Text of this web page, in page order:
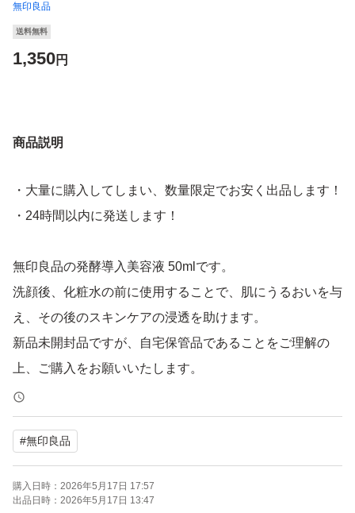
無印良品
送料無料
1,350円
商品説明
・大量に購入してしまい、数量限定でお安く出品します！
・24時間以内に発送します！
無印良品の発酵導入美容液 50mlです。
洗顔後、化粧水の前に使用することで、肌にうるおいを与
え、その後のスキンケアの浸透を助けます。
新品未開封品ですが、自宅保管品であることをご理解の
上、ご購入をお願いいたします。
【ブランド】無印良品
【商品名】発酵導入美容液
【容量】50ml
【商品の状態】未使用
#無印良品
購入日時： 2026年5月17日 17:57
出品日時： 2026年5月17日 13:47